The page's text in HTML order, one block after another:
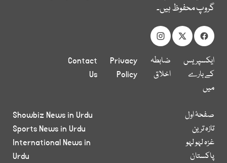
گروپ محفوظ ہیں۔
ایکسپریس
کے بارے
میں
ضابطہ
اخلاق
Privacy
Policy
Contact
Us
صفحۂ اول
تازہ ترین
غزہ لہو لہو
پاکستان
Showbiz News in Urdu
Sports News in Urdu
International News in
Urdu